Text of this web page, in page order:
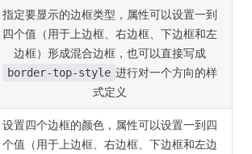
指定要显示的边框类型，属性可以设置一到
四个值（用于上边框、右边框、下边框和左
边框）形成混合边框，也可以直接写成
border-top-style 进行对一个方向的样
式定义
设置四个边框的颜色，属性可以设置一到四
个值（用于上边框、右边框、下边框和左边